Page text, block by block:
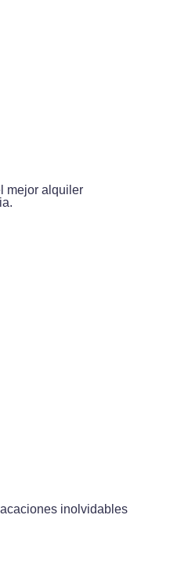
mejor alquiler
inolvidables